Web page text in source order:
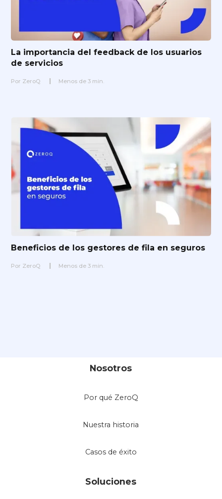
La importancia del feedback de los usuarios
de servicios
Por ZeroQ Menos de 3 min.
Beneficios de los gestores de fila en seguros
Por ZeroQ Menos de 3 min.
Nosotros
Por qué ZeroQ
Nuestra historia
Casos de éxito
Soluciones